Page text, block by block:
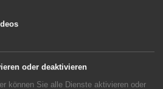
oder deaktivieren
können Sie alle Dienste aktivieren oder